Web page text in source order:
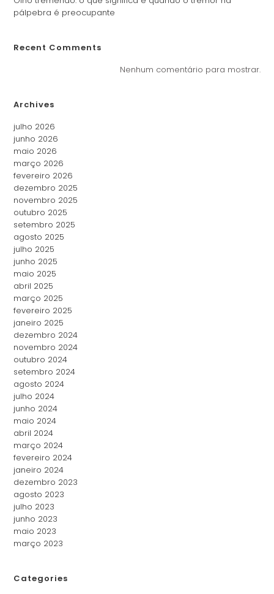
pálpebra é preocupante
Recent Comments
Nenhum comentário para mostrar.
Archives
julho 2026
junho 2026
maio 2026
março 2026
fevereiro 2026
dezembro 2025
novembro 2025
outubro 2025
setembro 2025
agosto 2025
julho 2025
junho 2025
maio 2025
abril 2025
março 2025
fevereiro 2025
janeiro 2025
dezembro 2024
novembro 2024
outubro 2024
setembro 2024
agosto 2024
julho 2024
junho 2024
maio 2024
abril 2024
março 2024
fevereiro 2024
janeiro 2024
dezembro 2023
agosto 2023
julho 2023
junho 2023
maio 2023
março 2023
Categories